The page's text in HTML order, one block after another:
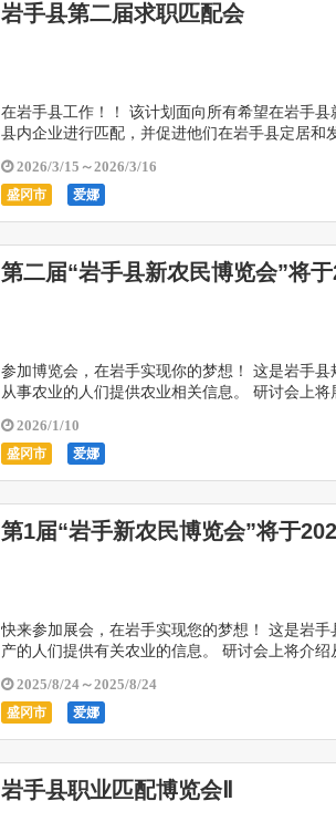
岩手县第二届求职匹配会
在岩手县工作！！ 该计划面向所有希望在岩手
县内企业进行匹配，并促进他们在岩手县定居和
2026/3/15～2026/3/16
盛冈市 爱娜
第二届“岩手县新农民博览会”将于
参加博览会，在岩手实现你的梦想！ 这是岩手
从事农业的人们提供农业相关信息。 研讨会上
2026/1/10
盛冈市 爱娜
第1届“岩手新农民博览会”将于
快来参加展会，在岩手实现您的梦想！ 这是岩
产的人们提供有关农业的信息。 研讨会上将介
2025/8/24～2025/8/24
盛冈市 爱娜
岩手县职业匹配博览会Ⅱ